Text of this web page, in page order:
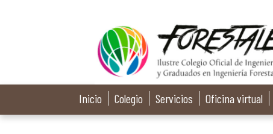
Inicio Colegio Servicios Oficina virtual